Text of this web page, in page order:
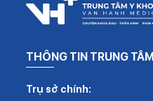
THÔNG TIN TRUNG
Trụ sở chính: